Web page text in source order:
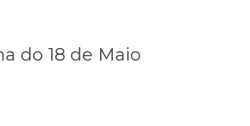
do 18 de Maio